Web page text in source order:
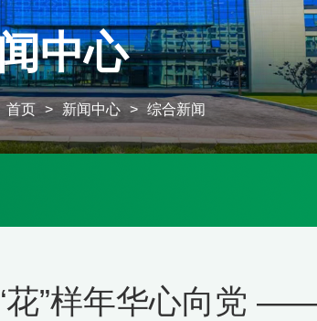
中心
首页 > 新闻中心 > 综合新闻
花”样年华心向党